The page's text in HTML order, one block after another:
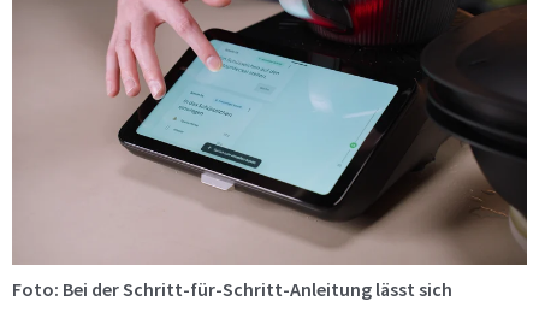
Foto: Bei der Schritt-für-Schritt-Anleitung lässt sich